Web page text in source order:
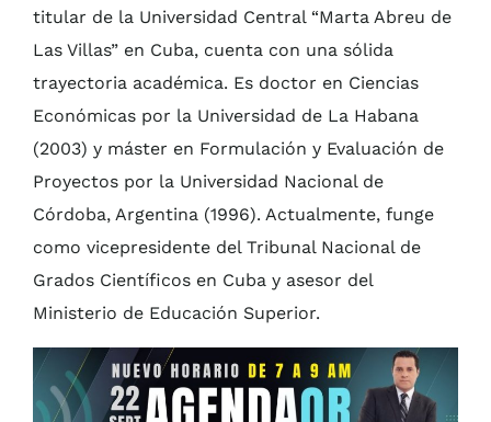
titular de la Universidad Central “Marta Abreu de
Las Villas” en Cuba, cuenta con una sólida
trayectoria académica. Es doctor en Ciencias
Económicas por la Universidad de La Habana
(2003) y máster en Formulación y Evaluación de
Proyectos por la Universidad Nacional de
Córdoba, Argentina (1996). Actualmente, funge
como vicepresidente del Tribunal Nacional de
Grados Científicos en Cuba y asesor del
Ministerio de Educación Superior.